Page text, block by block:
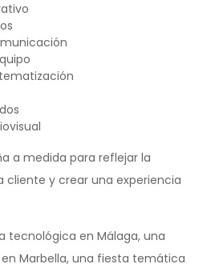
a medida para reflejar la
cliente y crear una experiencia
tecnológica en Málaga, una
Marbella, una fiesta temática